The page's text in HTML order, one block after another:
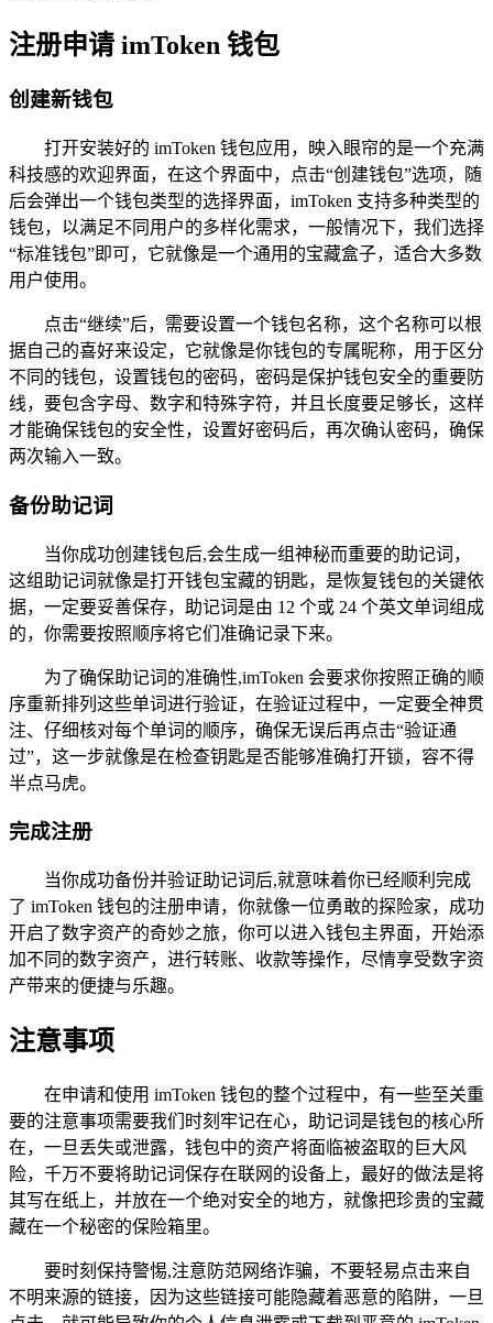
注册申请 imToken 钱包
创建新钱包
打开安装好的 imToken 钱包应用，映入眼帘的是一个充满
科技感的欢迎界面，在这个界面中，点击“创建钱包”选项，随
后会弹出一个钱包类型的选择界面，imToken 支持多种类型的
钱包，以满足不同用户的多样化需求，一般情况下，我们选择
“标准钱包”即可，它就像是一个通用的宝藏盒子，适合大多数
用户使用。
点击“继续”后，需要设置一个钱包名称，这个名称可以根
据自己的喜好来设定，它就像是你钱包的专属昵称，用于区分
不同的钱包，设置钱包的密码，密码是保护钱包安全的重要防
线，要包含字母、数字和特殊字符，并且长度要足够长，这样
才能确保钱包的安全性，设置好密码后，再次确认密码，确保
两次输入一致。
备份助记词
当你成功创建钱包后,会生成一组神秘而重要的助记词，
这组助记词就像是打开钱包宝藏的钥匙，是恢复钱包的关键依
据，一定要妥善保存，助记词是由 12 个或 24 个英文单词组成
的，你需要按照顺序将它们准确记录下来。
为了确保助记词的准确性,imToken 会要求你按照正确的顺
序重新排列这些单词进行验证，在验证过程中，一定要全神贯
注、仔细核对每个单词的顺序，确保无误后再点击“验证通
过”，这一步就像是在检查钥匙是否能够准确打开锁，容不得
半点马虎。
完成注册
当你成功备份并验证助记词后,就意味着你已经顺利完成
了 imToken 钱包的注册申请，你就像一位勇敢的探险家，成功
开启了数字资产的奇妙之旅，你可以进入钱包主界面，开始添
加不同的数字资产，进行转账、收款等操作，尽情享受数字资
产带来的便捷与乐趣。
注意事项
在申请和使用 imToken 钱包的整个过程中，有一些至关重
要的注意事项需要我们时刻牢记在心，助记词是钱包的核心所
在，一旦丢失或泄露，钱包中的资产将面临被盗取的巨大风
险，千万不要将助记词保存在联网的设备上，最好的做法是将
其写在纸上，并放在一个绝对安全的地方，就像把珍贵的宝藏
藏在一个秘密的保险箱里。
要时刻保持警惕,注意防范网络诈骗，不要轻易点击来自
不明来源的链接，因为这些链接可能隐藏着恶意的陷阱，一旦